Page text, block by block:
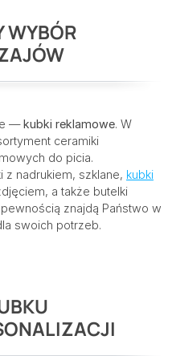
WYBÓR
—kubki reklamowe. W
ceramiki
do picia.
z nadrukiem, szklane, kubki
a także butelki
znajdą Państwo w
swoich potrzeb.